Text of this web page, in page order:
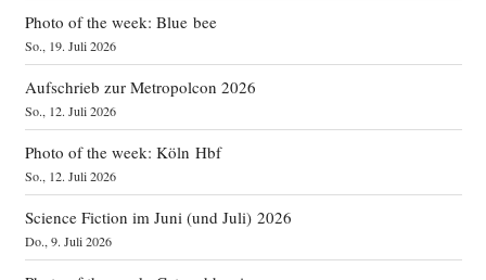
Photo of the week: Blue bee
So., 19. Juli 2026
Aufschrieb zur Metropolcon 2026
So., 12. Juli 2026
Photo of the week: Köln Hbf
So., 12. Juli 2026
Science Fiction im Juni (und Juli) 2026
Do., 9. Juli 2026